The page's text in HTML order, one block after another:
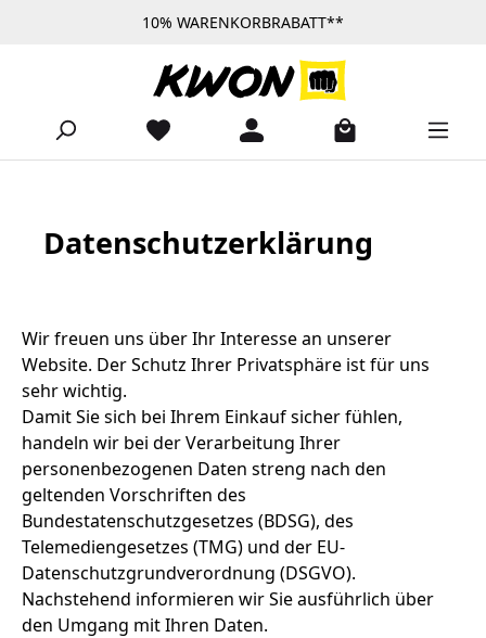
Zum Hauptinhalt springen10% WARENKORBRABATT**
Datenschutzerklärung
Wir freuen uns über Ihr Interesse an unserer
Website. Der Schutz Ihrer Privatsphäre ist für uns
sehr wichtig.
Damit Sie sich bei Ihrem Einkauf sicher fühlen,
handeln wir bei der Verarbeitung Ihrer
personenbezogenen Daten streng nach den
geltenden Vorschriften des
Bundestatenschutzgesetzes (BDSG), des
Telemediengesetzes (TMG) und der EU-
Datenschutzgrundverordnung (DSGVO).
Nachstehend informieren wir Sie ausführlich über
den Umgang mit Ihren Daten.